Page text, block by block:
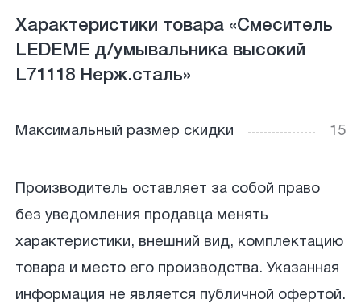
Характеристики товара «Смеситель
LEDEME д/умывальника высокий
L71118 Нерж.сталь»
Максимальный размер скидки 15
Производитель оставляет за собой право
без уведомления продавца менять
характеристики, внешний вид, комплектацию
товара и место его производства. Указанная
информация не является публичной офертой.